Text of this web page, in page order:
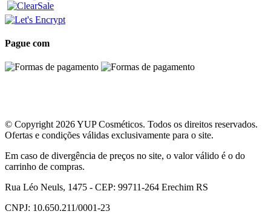
Pague com
© Copyright 2026 YUP Cosméticos. Todos os direitos reservados.
Ofertas e condições válidas exclusivamente para o site.
Em caso de divergência de preços no site, o valor válido é o do
carrinho de compras.
Rua Léo Neuls, 1475 - CEP: 99711-264 Erechim RS
CNPJ: 10.650.211/0001-23